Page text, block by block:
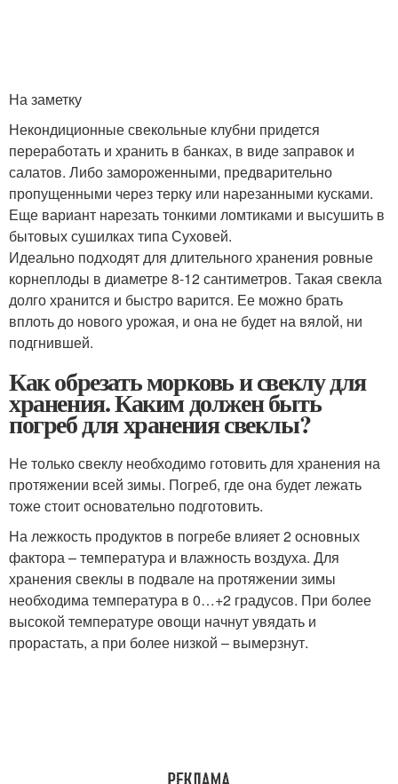
На заметку
Некондиционные свекольные клубни придется
переработать и хранить в банках, в виде заправок и
салатов. Либо замороженными, предварительно
пропущенными через терку или нарезанными кусками.
Еще вариант нарезать тонкими ломтиками и высушить в
бытовых сушилках типа Суховей.
Идеально подходят для длительного хранения ровные
корнеплоды в диаметре 8-12 сантиметров. Такая свекла
долго хранится и быстро варится. Ее можно брать
вплоть до нового урожая, и она не будет на вялой, ни
подгнившей.
Как обрезать морковь и свеклу для
хранения. Каким должен быть
погреб для хранения свеклы?
Не только свеклу необходимо готовить для хранения на
протяжении всей зимы. Погреб, где она будет лежать
тоже стоит основательно подготовить.
На лежкость продуктов в погребе влияет 2 основных
фактора – температура и влажность воздуха. Для
хранения свеклы в подвале на протяжении зимы
необходима температура в 0…+2 градусов. При более
высокой температуре овощи начнут увядать и
прорастать, а при более низкой – вымерзнут.